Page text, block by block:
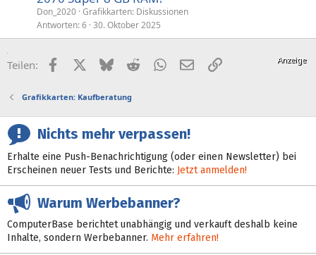
Don_2020 Grafikkarten: Diskussionen
Antworten 6 30. Oktober 2025
Teilen: FacebookX (Twitter)
BlueskyRedditWhatsApp
E-MailLink
Grafikkarten: Kaufberatung
Nichts mehr verpassen!
Erhalte eine Push-Benachrichtigung (oder einen Newsletter) bei
Erscheinen neuer Tests und Berichte: Jetzt anmelden!
Warum Werbebanner?
ComputerBase berichtet unabhängig und verkauft deshalb keine
Inhalte, sondern Werbebanner. Mehr erfahren!